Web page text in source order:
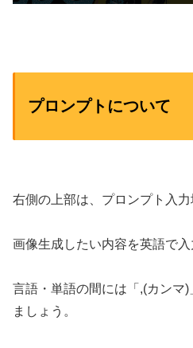
プロンプトについて
右側の上部は、プロンプト入力
画像生成したい内容を英語で入
言語・単語の間には「,(カンマ
ましょう。